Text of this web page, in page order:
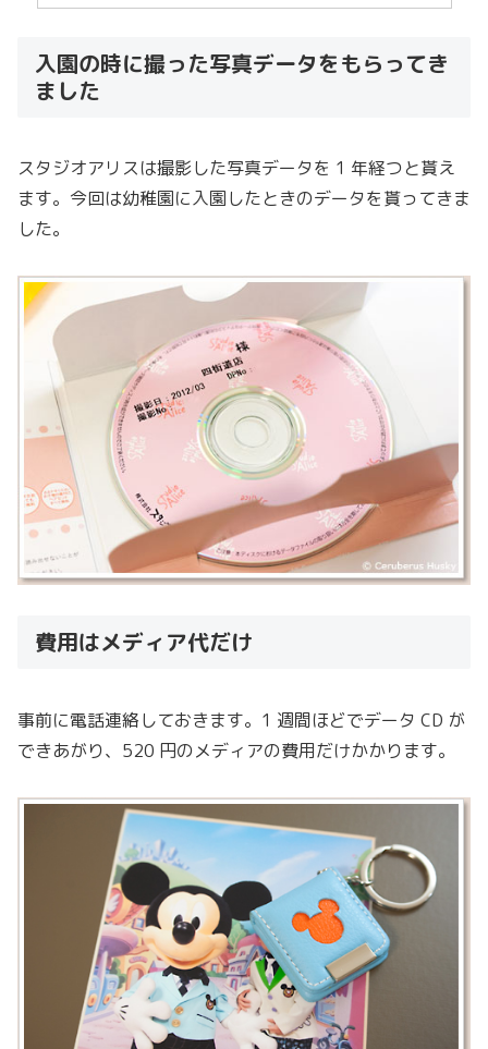
入園の時に撮った写真データをもらってき
ました
スタジオアリスは撮影した写真データを 1 年経つと貰え
ます。今回は幼稚園に入園したときのデータを貰ってきま
した。
費用はメディア代だけ
事前に電話連絡しておきます。1 週間ほどでデータ CD が
できあがり、520 円のメディアの費用だけかかります。